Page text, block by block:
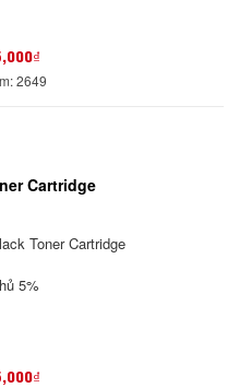
2649
Cartridge
Toner Cartridge
5%